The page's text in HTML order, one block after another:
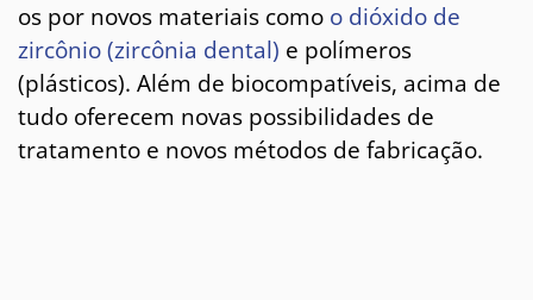
os por novos materiais como o dióxido de
zircônio (zircônia dental) e polímeros
(plásticos). Além de biocompatíveis, acima de
tudo oferecem novas possibilidades de
tratamento e novos métodos de fabricação.